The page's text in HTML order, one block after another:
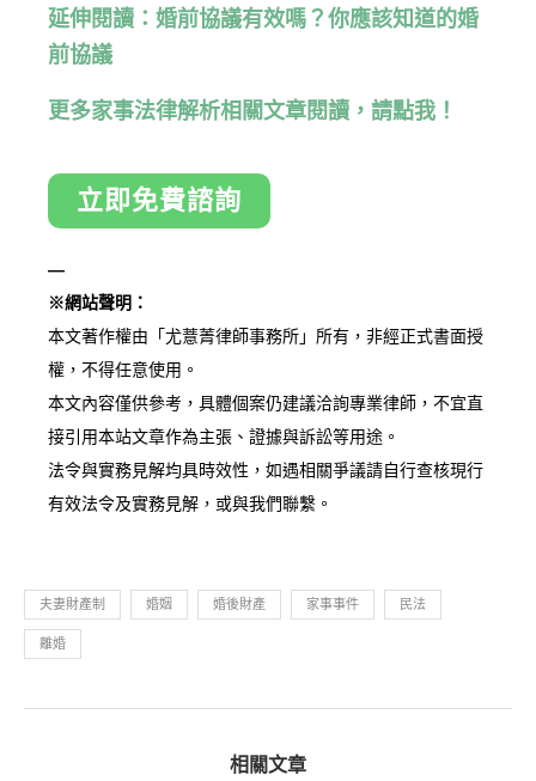
延伸閱讀：婚前協議有效嗎？你應該知道的婚
前協議
更多家事法律解析相關文章閱讀，請點我！
立即免費諮詢
—
※網站聲明：
本文著作權由「尤薏菁律師事務所」所有，非經正式書面授
權，不得任意使用。
本文內容僅供參考，具體個案仍建議洽詢專業律師，不宜直
接引用本站文章作為主張、證據與訴訟等用途。
法令與實務見解均具時效性，如遇相關爭議請自行查核現行
有效法令及實務見解，或與我們聯繫。
夫妻財產制 婚姻 婚後財產 家事事件 民法
離婚
相關文章